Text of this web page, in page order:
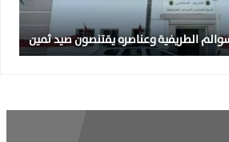
الطريفية وعناصره يقتنصون صيد ثمين